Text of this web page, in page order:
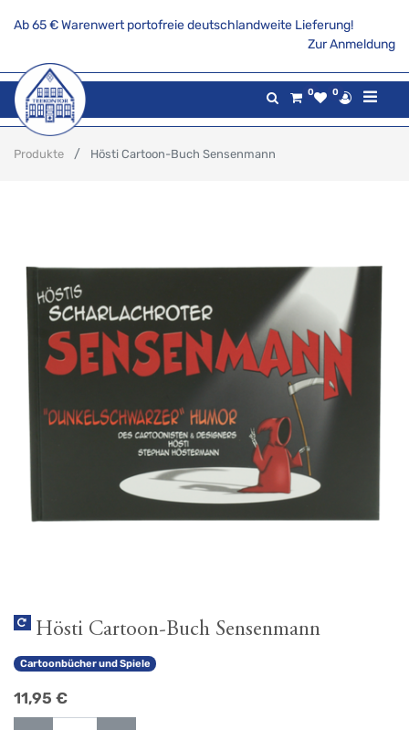
Ab 65 € Warenwert portofreie deutschlandweite Lieferung!
Zur Anmeldung
0 0
Produkte Hösti Cartoon-Buch Sensenmann
Hösti Cartoon-Buch Sensenmann
Cartoonbücher und Spiele
11,95 €